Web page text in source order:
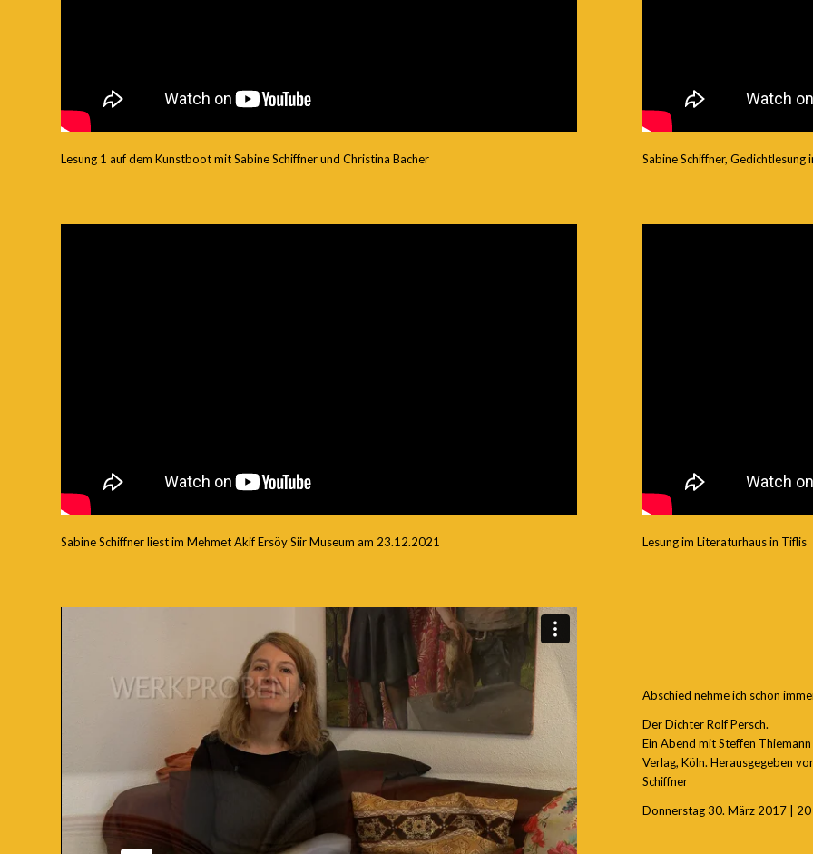
Lesung 1 auf dem Kunstboot mit Sabine Schiffner und Christina Bacher Sabine Schiffner,
Sabine Schiffner liest im Mehmet Akif Ersöy Siir Museum am 23.12.2021 Lesung im Literaturhaus in Tiflis
Abschied nehme ich schon
Der Dichter Rolf Persch.
Ein Abend mit Steffen
Verlag, Köln. Herausgegeben
Schiffner
Donnerstag 30. März 2017 | 20